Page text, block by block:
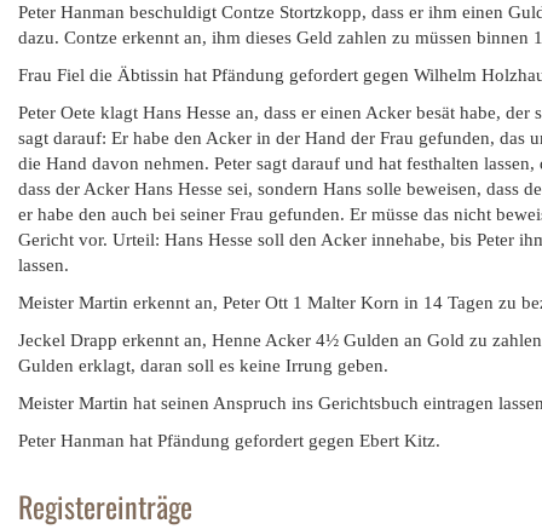
Peter Hanman beschuldigt Contze Stortzkopp, dass er ihm einen
dazu. Contze erkennt an, ihm dieses Geld zahlen zu müssen
Frau Fiel die Äbtissin hat Pfändung gefordert gegen Wilhelm
Peter Oete klagt Hans Hesse an, dass er einen Acker besät habe,
sagt darauf: Er habe den Acker in der Hand der Frau gefunden, das
die Hand davon nehmen. Peter sagt darauf und hat festhalten
dass der Acker Hans Hesse sei, sondern Hans solle beweisen,
er habe den auch bei seiner Frau gefunden. Er müsse das nicht
Gericht vor. Urteil: Hans Hesse soll den Acker innehabe, bis Peter
lassen.
Meister Martin erkennt an, Peter Ott 1 Malter Korn in 14 Tagen zu
Jeckel Drapp erkennt an, Henne Acker 4½ Gulden an Gold zu
Gulden erklagt, daran soll es keine Irrung geben.
Meister Martin hat seinen Anspruch ins Gerichtsbuch eintragen
Peter Hanman hat Pfändung gefordert gegen Ebert Kitz.
Registereinträge